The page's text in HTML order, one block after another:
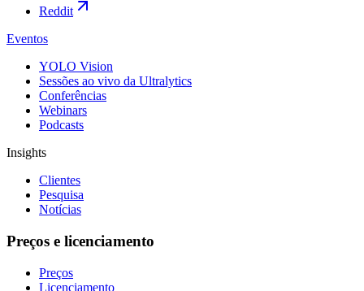
Reddit
Eventos
YOLO Vision
Sessões ao vivo da Ultralytics
Conferências
Webinars
Podcasts
Insights
Clientes
Pesquisa
Notícias
Preços e licenciamento
Preços
Licenciamento